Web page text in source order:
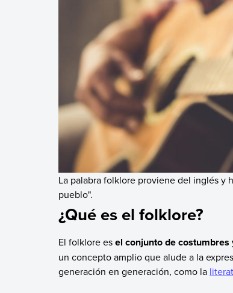
La palabra folklore proviene del inglés y
pueblo".
¿Qué es el folklore?
El folklore esel conjunto de
un concepto amplio que alude a la
generación en generación, como la